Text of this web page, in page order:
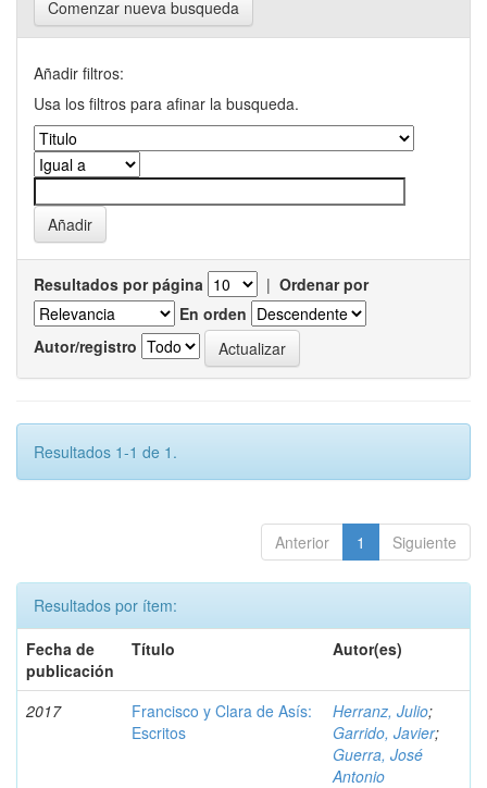
Comenzar nueva busqueda
Añadir filtros:
Usa los filtros para afinar la busqueda.
Resultados por página | Ordenar por
En orden
Autor/registro
Resultados 1-1 de 1.
Anterior 1 Siguiente
Resultados por ítem:
Fecha de
publicación
Título Autor(es)
2017
Francisco y Clara de Asís:
Escritos
Herranz, Julio;
Garrido, Javier;
Guerra, José
Antonio